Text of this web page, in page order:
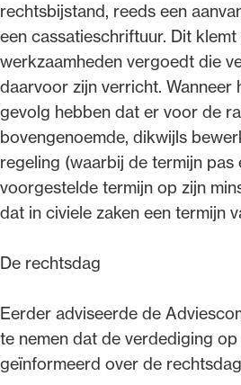
rechtsbijstand, reeds een
een cassatieschriftuur. Dit
werkzaamheden vergoedt die
daarvoor zijn verricht.
gevolg hebben dat er voor de
bovengenoemde, dikwijls
regeling (waarbij de termijn
voorgestelde termijn op zijn
dat in civiele zaken een termijn
De rechtsdag
Eerder adviseerde de
te nemen dat de verdediging
geïnformeerd over de